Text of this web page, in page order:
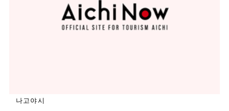
나고야시